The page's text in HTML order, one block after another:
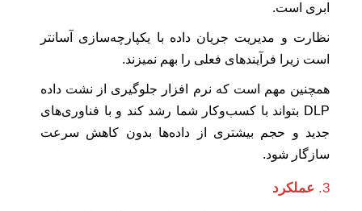
ابری است.
نظارت و مدیریت جریان داده با یکپارچه‌سازی آسانتر
است زیرا فرآیندهای فعلی را بهم نمیزند.
همچنین مهم است که نرم افزار جلوگیری از نشت داده
DLP بتواند با کسب‌وکار شما رشد کند و با فناوری‌های
جدید و حجم بیشتری از داده‌ها بدون کاهش سرعت
سازگار شود.
3. عملکرد